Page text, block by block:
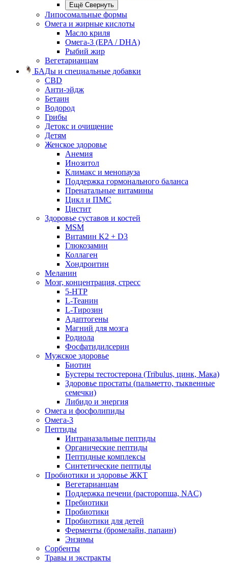
Ещё Свернуть
Липосомальные формы
Омега и жирные кислоты
Масло криля
Омега-3 (EPA / DHA)
Рыбий жир
Вегетарианцам
БАДы и специальные добавки
CBD
Анти-эйдж
Бетаин
Водород
Грибы
Детокс и очищение
Детям
Женское здоровье
Анемия
Инозитол
Климакс и менопауза
Поддержка гормонального баланса
Пренатальные витамины
Цикл и ПМС
Цистит
Здоровье суставов и костей
MSM
Витамин K2 + D3
Глюкозамин
Коллаген
Хондроитин
Меланин
Мозг, концентрация, стресс
5-HTP
L-Теанин
L-Тирозин
Адаптогены
Магний для мозга
Родиола
Фосфатидилсерин
Мужское здоровье
Биотин
Бустеры тестостерона (Tribulus, цинк, Мака)
Здоровье простаты (пальметто, тыквенные
семечки)
Либидо и энергия
Омега и фосфолипиды
Омега-3
Пептиды
Интраназальные пептиды
Органические пептиды
Пептидные комплексы
Синтетические пептиды
Пробиотики и здоровье ЖКТ
Вегетарианцам
Поддержка печени (расторопша, NAC)
Пребиотики
Пробиотики
Пробиотики для детей
Ферменты (бромелайн, папаин)
Энзимы
Сорбенты
Травы и экстракты